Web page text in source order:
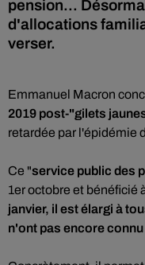
pension...
d'allocations
verser.
Emmanuel Macron
2019 post-"gilets
retardée par l'épidémie
Ce "service public des
1er octobre et bénéficié
janvier, il est élargi à
n'ont pas encore